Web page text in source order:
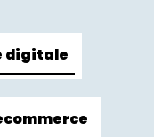
digitale